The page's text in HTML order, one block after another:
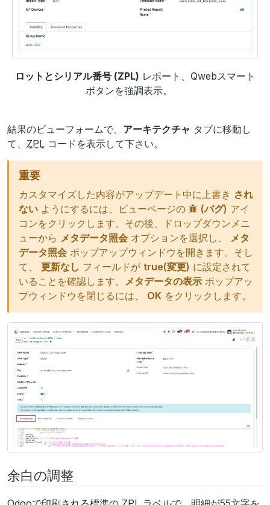
ロットとシリアル番号 (ZPL) レポート、Qwebスマート
ボタンを強調表示。
結果のビューフォームで、 アーキテクチャ タブに移動し
て、 ZPL コードを表示して下さい。
重要
カスタマイズした内容がアップデート中に上書き され
ない ようにするには、ビューページの (バグ) アイ
コンをクリックします。その後、ドロップダウンメニ
ューから メタデータ照会 オプションを選択し、 メタ
データ照会 ポップアップウィンドウを開きます。そし
て、 更新なし フィールドが true(変更) に設定されて
いることを確認します。 メタデータの表示 ポップアッ
プウィンドウを閉じるには、 OK をクリックします。
余白の調整